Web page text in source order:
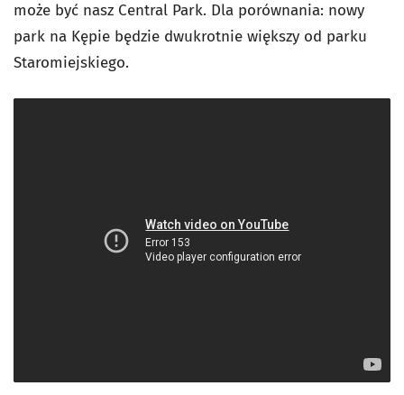
może być nasz Central Park. Dla porównania: nowy
park na Kępie będzie dwukrotnie większy od parku
Staromiejskiego.